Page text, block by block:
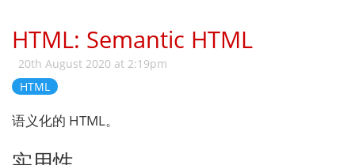
HTML: Semantic HTML
20th August 2020 at 2:19pm
HTML
语义化的 HTML。